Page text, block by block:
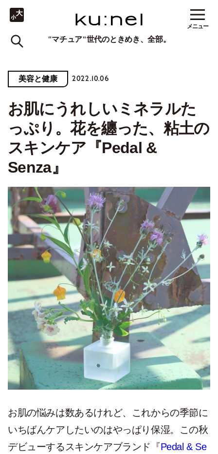
"マチュア"世代のときめき、全部。
メニュー
美容と健康 2022.10.06
お肌にうれしいミネラルた
っぷり。花を纏った、粘土の
スキンケア『Pedal &
Senza』
お肌の悩みは数あるけれど、これからの季節に
いちばんケアしたいのはやっぱり保湿。この秋
デビューするスキンケアブランド『Pedal & Se